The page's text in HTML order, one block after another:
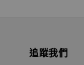
追蹤我們